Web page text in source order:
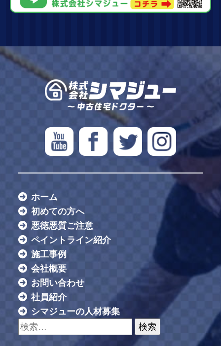
ホーム
初めての方へ
悪徳悪質ご注意
ペイントライン紹介
施工事例
会社概要
お問い合わせ
社員紹介
シマジューの人材募集
検索: